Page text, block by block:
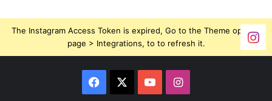
The Instagram Access Token is expired, Go to the Theme options
page > Integrations, to to refresh it.
Facebook YouTubeInstagram